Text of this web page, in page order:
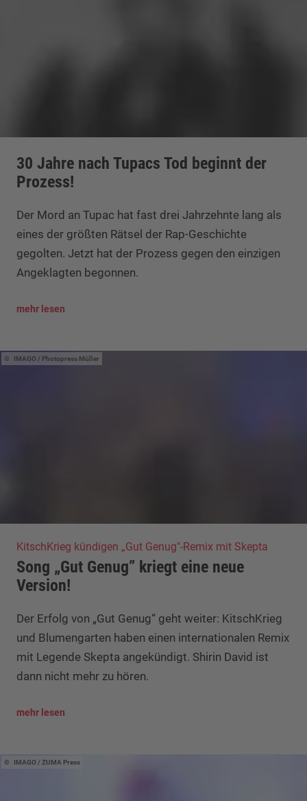
30 Jahre nach Tupacs Tod beginnt der
Prozess!
Der Mord an Tupac hat fast drei Jahrzehnte lang als
eines der größten Rätsel der Rap-Geschichte
gegolten. Jetzt hat der Prozess gegen den einzigen
Angeklagten begonnen.
mehr lesen
IMAGO / Photopress Müller
KitschKrieg kündigen „Gut Genug"-Remix mit Skepta
Song „Gut Genug” kriegt eine neue
Version!
Der Erfolg von „Gut Genug“ geht weiter: KitschKrieg
und Blumengarten haben einen internationalen Remix
mit Legende Skepta angekündigt. Shirin David ist
dann nicht mehr zu hören.
mehr lesen
IMAGO / ZUMA Press